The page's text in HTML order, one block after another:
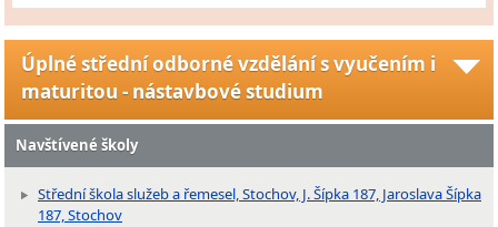
Úplné střední odborné vzdělání s vyučením i
maturitou - nástavbové studium
Navštívené školy
Střední škola služeb a řemesel, Stochov, J. Šípka 187, Jaroslava Šípka
187, Stochov